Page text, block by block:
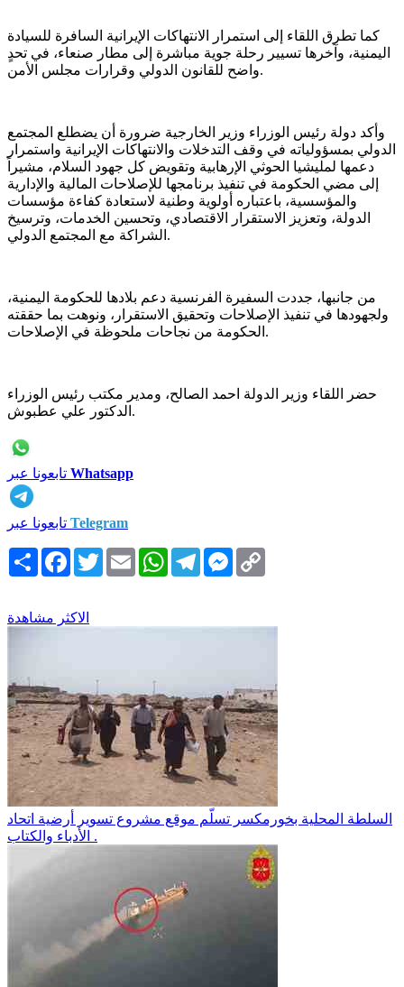
كما تطرق اللقاء إلى استمرار الانتهاكات الإيرانية السافرة للسيادة
اليمنية، وآخرها تسيير رحلة جوية مباشرة إلى مطار صنعاء، في تحدٍ
واضح للقانون الدولي وقرارات مجلس الأمن.
وأكد دولة رئيس الوزراء وزير الخارجية ضرورة أن يضطلع المجتمع
الدولي بمسؤولياته في وقف التدخلات والانتهاكات الإيرانية واستمرار
دعمها لمليشيا الحوثي الإرهابية وتقويض كل جهود السلام، مشيراً
إلى مضي الحكومة في تنفيذ برنامجها للإصلاحات المالية والإدارية
والمؤسسية، باعتباره أولوية وطنية لاستعادة كفاءة مؤسسات
الدولة، وتعزيز الاستقرار الاقتصادي، وتحسين الخدمات، وترسيخ
الشراكة مع المجتمع الدولي.
من جانبها، جددت السفيرة الفرنسية دعم بلادها للحكومة اليمنية،
ولجهودها في تنفيذ الإصلاحات وتحقيق الاستقرار، ونوهت بما حققته
الحكومة من نجاحات ملحوظة في الإصلاحات.
حضر اللقاء وزير الدولة احمد الصالح، ومدير مكتب رئيس الوزراء
الدكتور علي عطبوش.
Whatsapp
Telegram
انشر Facebook
TwitterEmail WhatsAppTelegramMessenger
الاكثر مشاهدة
السلطة المحلية بخورمكسر تسلّم موقع مشروع تسوير أرضية اتحاد
الأدباء والكتاب .